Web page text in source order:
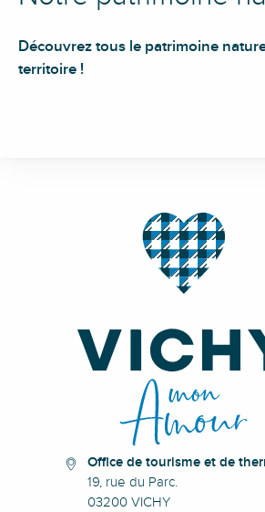
Découvrez tous le patrimoine
territoire !
Le Col de la Plantade
Forêt des Bois Noirs, Puy du Montoncel
Signal de Saint-Pierre
Panorama de Notre Dame de Trayon
Office de tourisme et de
19, rue du Parc.
03200 VICHY